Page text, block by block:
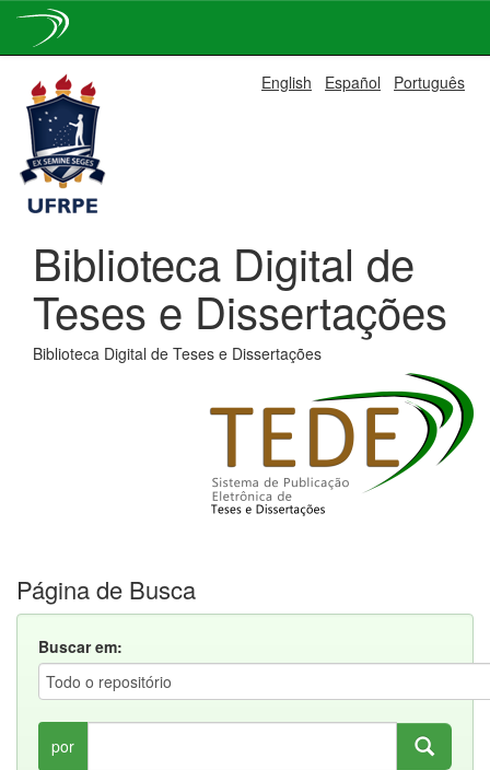
navigation
English Español Português
Biblioteca Digital de
Teses e Dissertações
Biblioteca Digital de Teses e Dissertações
Página de Busca
Buscar em:
por